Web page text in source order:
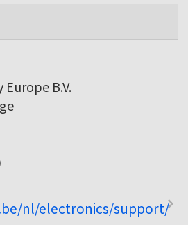
B.V.
nl/electronics/support/